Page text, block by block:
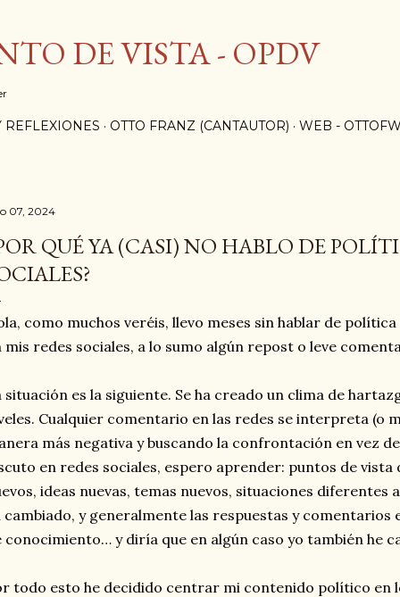
DE VISTA - OPDV
REFLEXIONES OTTO FRANZ (CANTAUTOR) WEB -
07, 2024
QUÉ YA (CASI) NO HABLO DE
como muchos veréis, llevo meses sin hablar de
mis redes sociales, a lo sumo algún repost o leve
situación es la siguiente. Se ha creado un clima de
Cualquier comentario en las redes se interpreta (o
más negativa y buscando la confrontación en vez
en redes sociales, espero aprender: puntos de
ideas nuevas, temas nuevos, situaciones diferentes
cambiado, y generalmente las respuestas y comentarios
conocimiento… y diría que en algún caso yo también he
todo esto he decidido centrar mi contenido político en